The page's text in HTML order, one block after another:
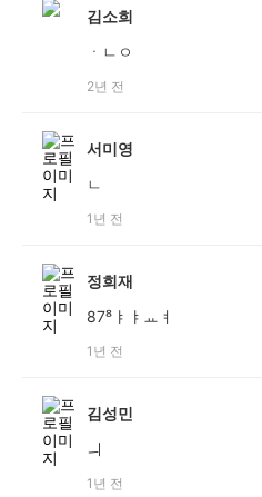
김소희
ㆍㄴㅇ
2년 전
서미영
ㄴ
1년 전
정희재
87⁸ㅑㅑㅛㅕ
1년 전
김성민
ㅢ
1년 전